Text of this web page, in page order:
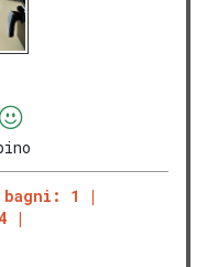
bagni: 1